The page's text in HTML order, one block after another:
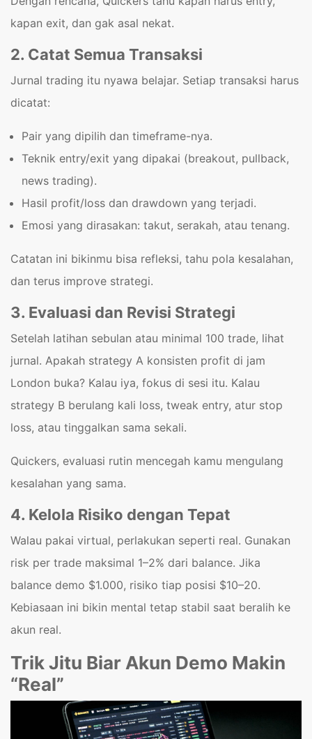
kapan exit, dan gak asal nekat.
2. Catat Semua Transaksi
Jurnal trading itu nyawa belajar. Setiap transaksi harus
dicatat:
Pair yang dipilih dan timeframe-nya.
Teknik entry/exit yang dipakai (breakout, pullback,
news trading).
Hasil profit/loss dan drawdown yang terjadi.
Emosi yang dirasakan: takut, serakah, atau tenang.
Catatan ini bikinmu bisa refleksi, tahu pola kesalahan,
dan terus improve strategi.
3. Evaluasi dan Revisi Strategi
Setelah latihan sebulan atau minimal 100 trade, lihat
jurnal. Apakah strategy A konsisten profit di jam
London buka? Kalau iya, fokus di sesi itu. Kalau
strategy B berulang kali loss, tweak entry, atur stop
loss, atau tinggalkan sama sekali.
Quickers, evaluasi rutin mencegah kamu mengulang
kesalahan yang sama.
4. Kelola Risiko dengan Tepat
Walau pakai virtual, perlakukan seperti real. Gunakan
risk per trade maksimal 1–2% dari balance. Jika
balance demo $1.000, risiko tiap posisi $10–20.
Kebiasaan ini bikin mental tetap stabil saat beralih ke
akun real.
Trik Jitu Biar Akun Demo Makin
“Real”